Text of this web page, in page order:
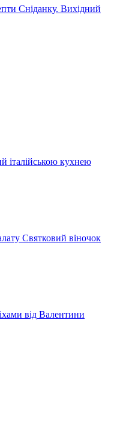
Сніданку. Вихідний
італійською кухнею
Святковий віночок
від Валентини